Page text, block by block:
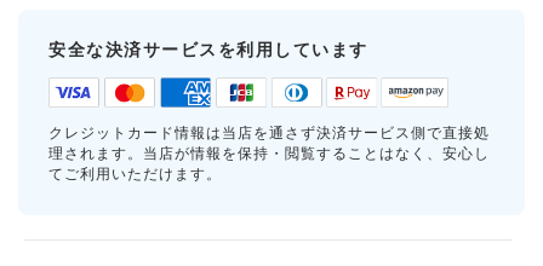
安全な決済サービスを利用しています
クレジットカード情報は当店を通さず決済サービス側で直接処
理されます。当店が情報を保持・閲覧することはなく、安心し
てご利用いただけます。